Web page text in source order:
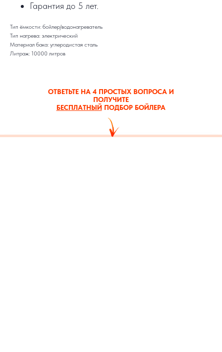
Гарантия до 5 лет.
Тип ёмкости: бойлер/водонагреватель
Тип нагрева: электрический
Материал бака: углеродистая сталь
Литраж: 10000 литров
ОТВЕТЬТЕ НА 4 ПРОСТЫХ ВОПРОСА И
ПОЛУЧИТЕ
БЕСПЛАТНЫЙ ПОДБОР БОЙЛЕРА